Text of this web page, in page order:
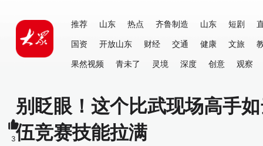
推荐 山东 热点 齐鲁制造 山东 短剧
国资
开放山东 财经 交通 健康 文旅
果然视频
青未了 灵境 深度 创意 观察
别眨眼！这个比武现场高手
伍竞赛技能拉满
3